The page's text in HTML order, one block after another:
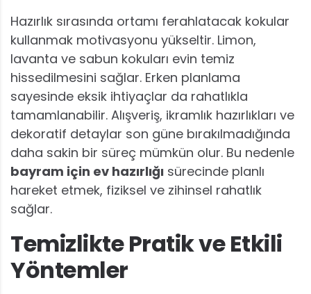
Hazırlık sırasında ortamı ferahlatacak kokular
kullanmak motivasyonu yükseltir. Limon,
lavanta ve sabun kokuları evin temiz
hissedilmesini sağlar. Erken planlama
sayesinde eksik ihtiyaçlar da rahatlıkla
tamamlanabilir. Alışveriş, ikramlık hazırlıkları ve
dekoratif detaylar son güne bırakılmadığında
daha sakin bir süreç mümkün olur. Bu nedenle
bayram için ev hazırlığı sürecinde planlı
hareket etmek, fiziksel ve zihinsel rahatlık
sağlar.
Temizlikte Pratik ve Etkili
Yöntemler